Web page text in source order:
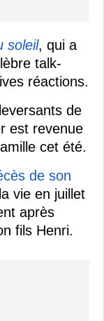
soleil, qui a
talk-
réactions.
de
est revenue
cet été.
de son
vie en juillet
après
fils Henri.